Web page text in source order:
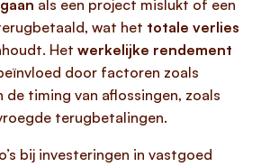
als een project mislukt of een
wat het totale verlies
Het werkelijke rendement
door factoren zoals
timing van aflossingen, zoals
terugbetalingen.
bij investeringen in vastgoed